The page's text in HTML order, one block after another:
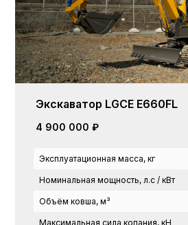
Экскаватор LGCE E660FL
4 900 000 ₽
Эксплуатационная масса, кг
Номинальная мощность, л.с / кВт
Объём ковша, м³
Максимальная сила копания, кН